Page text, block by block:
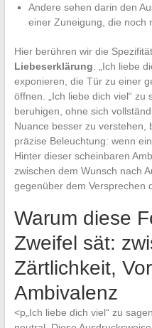
Andere sehen darin den
einer Zuneigung, die noch
Hier berühren wir die
Liebeserklärung . „Ich liebe
exponieren, die Tür zu einer
öffnen. „Ich liebe dich viel“ zu
beruhigen, ohne sich
Nuance besser zu verstehen,
präzise Beleuchtung: wenn
Hinter dieser scheinbaren
zwischen dem Wunsch nach
gegenüber dem Versprechen
Warum diese
Zweifel sät:
Zärtlichkeit,
Ambivalenz
<p„Ich liebe dich viel“ zu